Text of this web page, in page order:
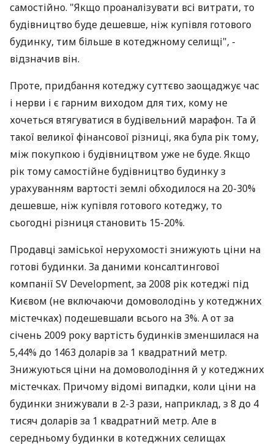
самостійно. "Якщо проаналізувати всі витрати, то
будівництво буде дешевше, ніж купівля готового
будинку, тим більше в котеджному селищі", -
відзначив він.
Проте, придбання котеджу суттєво заощаджує час
і нерви і є гарним виходом для тих, кому не
хочеться втягуватися в будівельний марафон. Та й
такої великої фінансової різниці, яка була рік тому,
між покупкою і будівництвом уже не буде. Якщо
рік тому самостійне будівництво будинку з
урахуванням вартості землі обходилося на 20-30%
дешевше, ніж купівля готового котеджу, то
сьогодні різниця становить 15-20%.
Продавці заміської нерухомості знижують ціни на
готові будинки. За даними консалтингової
компанії SV Development, за 2008 рік котеджі під
Києвом (не включаючи домоволодінь у котеджних
містечках) подешевшали всього на 3%. А от за
січень 2009 року вартість будинків зменшилася на
5,44% до 1463 доларів за 1 квадратний метр.
Знижуються ціни на домоволодіння й у котеджних
містечках. Причому відомі випадки, коли ціни на
будинки знижували в 2-3 рази, наприклад, з 8 до 4
тисяч доларів за 1 квадратний метр. Але в
середньому будинки в котеджних селищах